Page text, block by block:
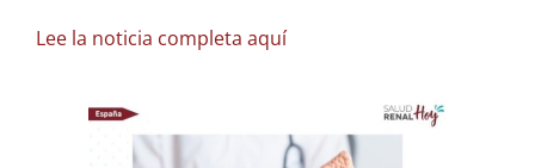
Lee la noticia completa aquí